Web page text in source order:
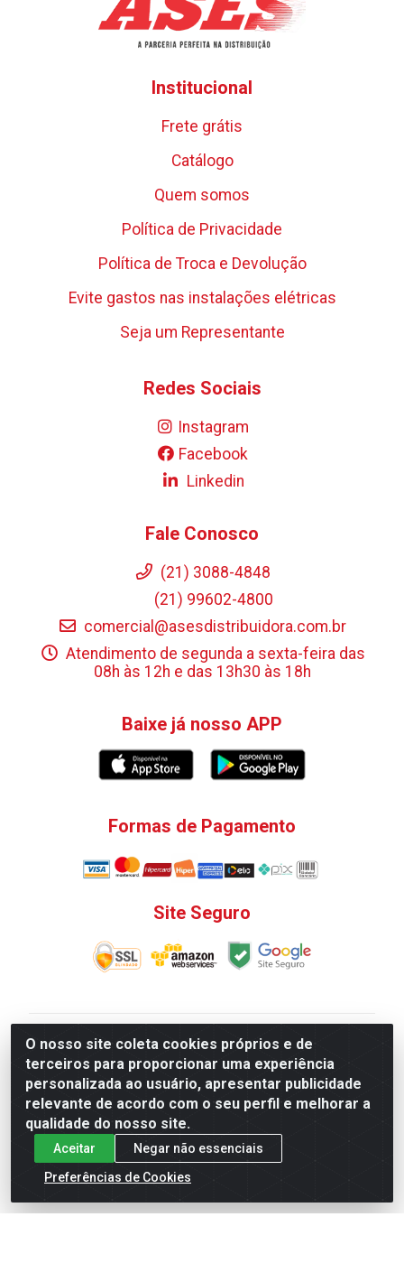
O nosso site coleta cookies próprios e de
terceiros para proporcionar uma experiência
personalizada ao usuário, apresentar publicidade
relevante de acordo com o seu perfil e melhorar a
qualidade do nosso site.
Aceitar
Negar não essenciais
Preferências de Cookies
Institucional
Frete grátis
Catálogo
Quem somos
Política de Privacidade
Política de Troca e Devolução
Evite gastos nas instalações elétricas
Seja um Representante
Redes Sociais
Instagram
Facebook
Linkedin
Fale Conosco
(21) 3088-4848
(21) 99602-4800
comercial@asesdistribuidora.com.br
Atendimento de segunda a sexta-feira das
08h às 12h e das 13h30 às 18h
Baixe já nosso APP
Formas de Pagamento
Site Seguro
V. C. Ferragens LTDA - Rua do Matoso, 132 - Praça da
Bandeira, Rio de Janeiro/ RJ - CEP 20.270-135 - CNPJ
12.324.723/0001-25
Todas as regras de promoções, descontos, preços e
prazos de pagamento e entrega expostos aqui são
válidos apenas para compras via internet. Preços e
estoque sujeito a alterações sem aviso prévio.